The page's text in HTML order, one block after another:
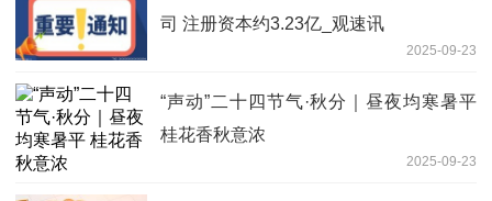
司 注册资本约3.23亿_观速讯
2025-09-23
“声动”二十四节气·秋分｜昼夜均寒暑平
桂花香秋意浓
2025-09-23